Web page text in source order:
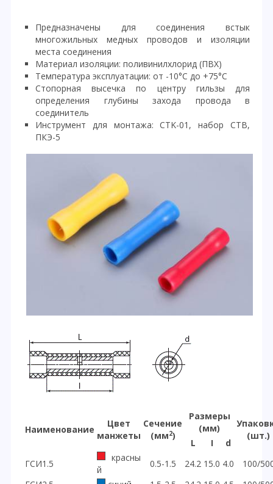
Предназначены для соединения встык
многожильных медных проводов и изоляции
места соединения
Материал изоляции: поливинилхлорид (ПВХ)
Температура эксплуатации: от -10°С до +75°С
Стопорная высечка по центру гильзы для
определения глубины захода провода в
соединитель
Инструмент для монтажа: CTK-01, набор СТВ,
ПКЭ-5
Наименование
Цвет
манжеты
Сечение
(мм2)
Размеры
(мм)
(шт.)
L I
d
ГСИ1.5
красны
й
0.5-1.5 24.2 15.0 4.0
100/